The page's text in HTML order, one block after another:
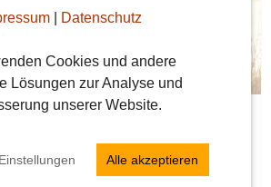
| Datenschutz
Cookies und andere
Lösungen zur Analyse und
unserer Website.
Alle akzeptieren
Dankbarkeit beim Dating